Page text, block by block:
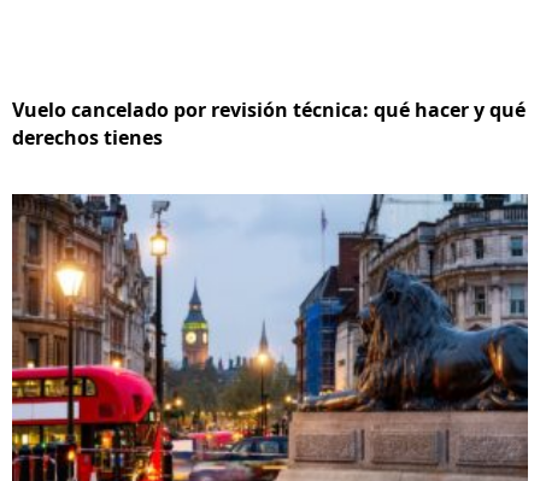
Vuelo cancelado por revisión técnica: qué hacer y qué
derechos tienes